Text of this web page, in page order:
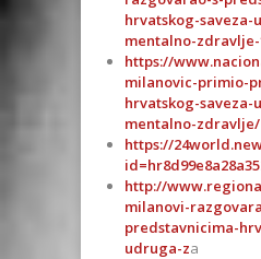
hrvatskog-saveza-
mentalno-zdravlje-
https://
milanovic-primio-
hrvatskog-saveza-
mentalno-zdravlje/
https://
http://
milanovi-
predstavnicima-
udruga-za